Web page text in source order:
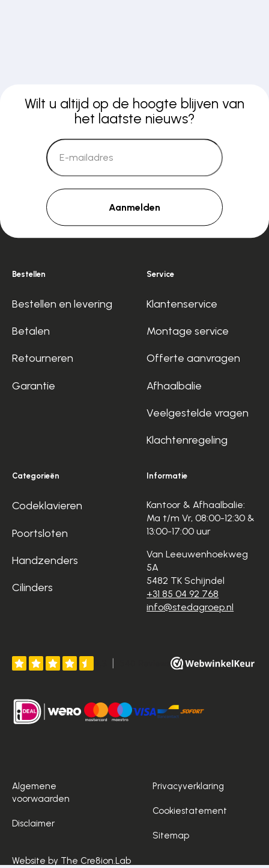
Wilt u altijd op de hoogte blijven van
het laatste nieuws?
Aanmelden
Bestellen
Bestellen en levering
Betalen
Retourneren
Garantie
Service
Klantenservice
Montage service
Offerte aanvragen
Afhaalbalie
Veelgestelde vragen
Klachtenregeling
Categorieën
Codeklavieren
Poortsloten
Handzenders
Cilinders
Informatie
Kantoor & Afhaalbalie:
Ma t/m Vr, 08:00-12:30 &
13:00-17:00 uur
Van Leeuwenhoekweg
5A
5482 TK Schijndel
+31 85 04 92 768
info@stedagroep.nl
Algemene
voorwaarden
Disclaimer
Privacyverklaring
Cookiestatement
Sitemap
Website by The Cre8ion.Lab